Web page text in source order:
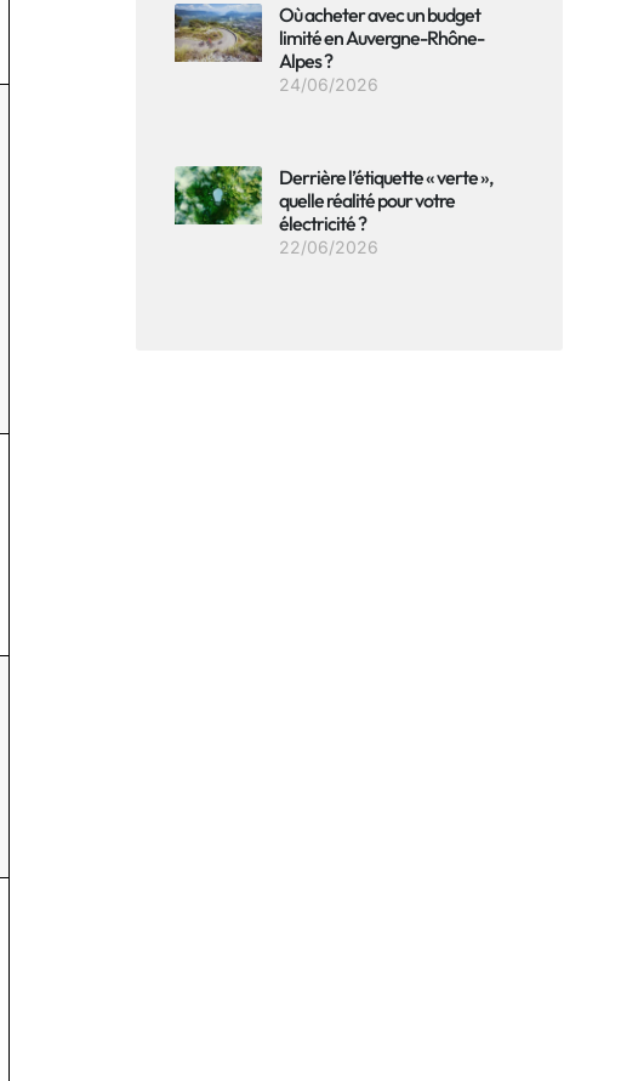
Où acheter avec un budget
limité en Auvergne-Rhône-
Alpes ?
24/06/2026
Derrière l’étiquette « verte »,
quelle réalité pour votre
électricité ?
22/06/2026